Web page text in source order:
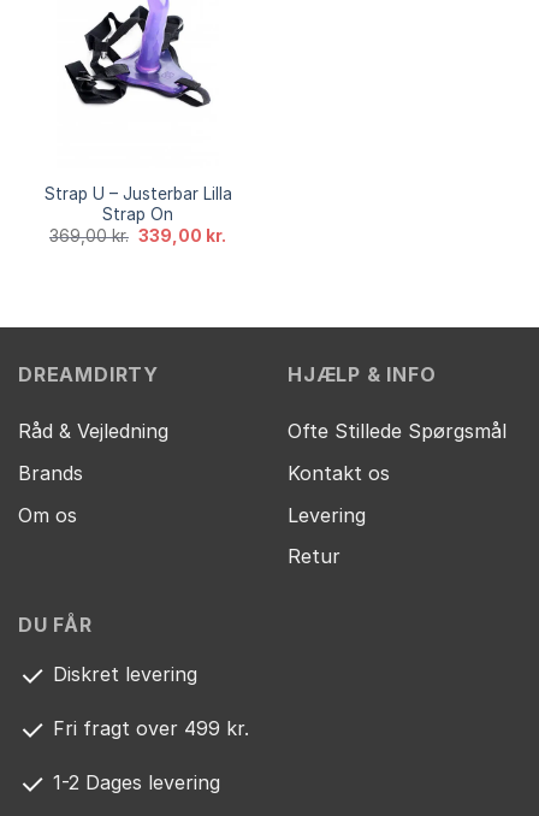
Strap U – Justerbar Lilla
Strap On
369,00kr. Den
oprindelige
339,00 kr.
DREAMDIRTY
Råd & Vejledning
Brands
Om os
HJÆLP & INFO
Ofte Stillede Spørgsmål
Kontakt os
Levering
Retur
DU FÅR
Diskret levering
Fri fragt over 499 kr.
1-2 Dages levering